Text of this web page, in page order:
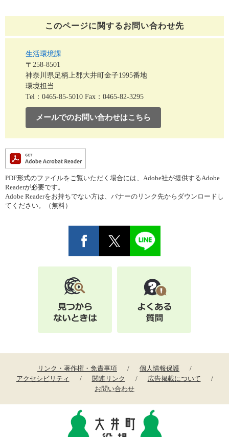
このページに関するお問い合わせ先
生活環境課
〒258-8501
神奈川県足柄上郡大井町金子1995番地
環境担当
Tel：0465-85-5010 Fax：0465-82-3295
メールでのお問い合わせはこちら
PDF形式のファイルをご覧いただく場合には、Adobe社が提供するAdobe
Readerが必要です。
Adobe Readerをお持ちでない方は、バナーのリンク先からダウンロードし
てください。（無料）
リンク・著作権・免責事項
個人情報保護
アクセシビリティ
関連リンク
広告掲載について
お問い合わせ